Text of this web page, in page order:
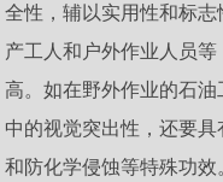
全性，辅以实用性和标
产工人和户外作业人员
高。如在野外作业的石
中的视觉突出性，还要
和防化学侵蚀等特殊功效